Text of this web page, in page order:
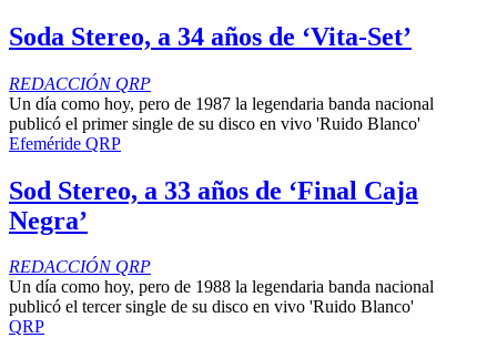
Soda Stereo, a 34 años de ‘Vita-Set’
REDACCIÓN QRP
Un día como hoy, pero de 1987 la legendaria banda nacional
publicó el primer single de su disco en vivo 'Ruido Blanco'
Efeméride QRP
Sod Stereo, a 33 años de ‘Final Caja
Negra’
REDACCIÓN QRP
Un día como hoy, pero de 1988 la legendaria banda nacional
publicó el tercer single de su disco en vivo 'Ruido Blanco'
QRP